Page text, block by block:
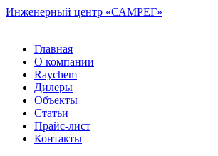
Инженерный центр «САМРЕГ»
Главная
О компании
Raychem
Дилеры
Объекты
Статьи
Прайс-лист
Контакты